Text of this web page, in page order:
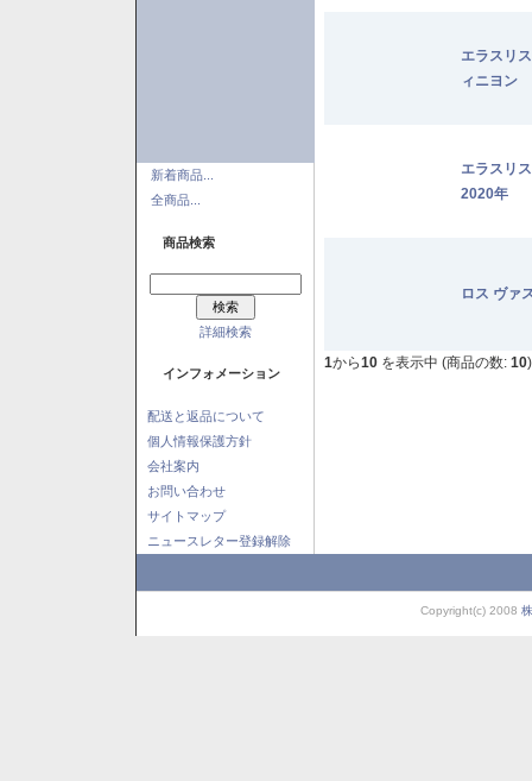
新着商品...
全商品...
商品検索
詳細検索
インフォメーション
配送と返品について
個人情報保護方針
会社案内
お問い合わせ
サイトマップ
ニュースレター登録解除
エラスリ
ィニヨン
エラスリ
2020年
ロス ヴァ
1から10 を表示中 (商品の数: 10)
Copyright(c) 2008